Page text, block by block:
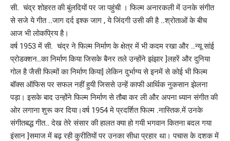
सी. चंद्र शोहरत की बुंलदियों पर जा पहुंची । फिल्म अनारकली में उनके संगीत
से सजे ये गीत ..जाग दर्द इश्क जाग , ये जिंदगी उसी की है ..श्रोताओं के बीच
आज भी लोकप्रिय है।
वर्ष 1953 में सी. चंद्र ने फिल्म निर्माण के क्षेत्र में भी कदम रखा और ..न्यू सांई
प्रोडक्शन..का निर्माण किया जिसके बैनर तले उन्होंने झंझार ]लहरें और दुनिया
गोल है जैसी फिल्मों का निर्माण किया] लेकिन दुर्भाग्य से इनमें से कोई भी फिल्म
बॉक्स ऑफिस पर सफल नहीं हुयी जिससे उन्हें काफी आर्थिक नुकसान झेलना
पड़ा। इसके बाद उन्होंने फिल्म निर्माण से तौबा कर ली और अपना ध्यान संगीत की
ओर लगाना शुरू कर दिया।वर्ष 1954 मे प्रदर्शित फिल्म .नास्तिक.में उनके
संगीतबद्ध गीत.. देख तेरे संसार की हालत क्या हो गयी भगवान कितना बदल गया
इंसान ]समाज में बढ़ रही कुरीतियों पर उनका सीधा प्रहार था। पचास के दशक में